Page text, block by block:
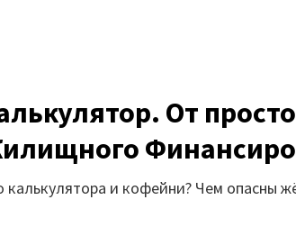
От
калькулятора и кофейни? Чем опасны